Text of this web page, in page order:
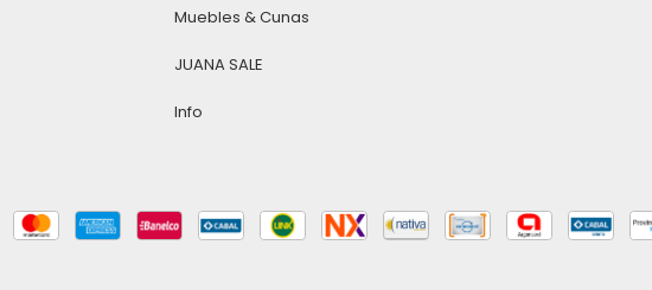
Muebles & Cunas
JUANA SALE
Info